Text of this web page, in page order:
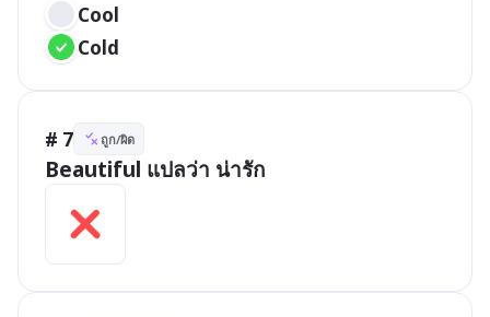
Cool
Cold
# 7 ถูก/ผิด
Beautiful แปลว่า น่ารัก